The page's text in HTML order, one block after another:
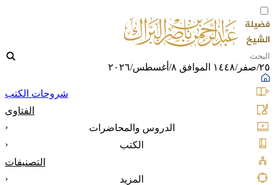
٢٥/صفر/١٤٤٨ الموافق ٨/أغسطس/٢٠٢٦
شروحات الكتب
الفتاوى
الدروس والمحاضرات
‹
الكتب
‹
التصنيفات
المزيد
‹